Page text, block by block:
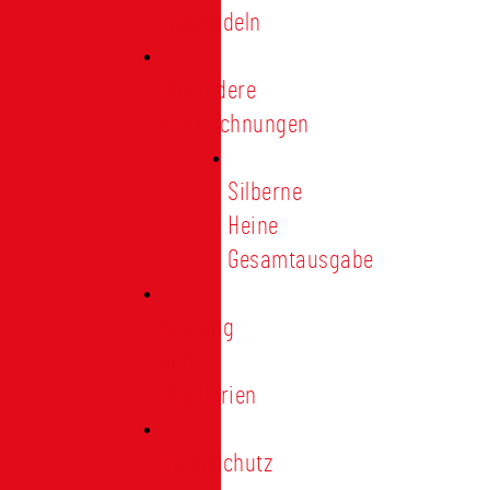
Treunadeln
Besondere
Auszeichnungen
Silberne
Heine
Gesamtausgabe
Satzung
Regularien
Datenschutz